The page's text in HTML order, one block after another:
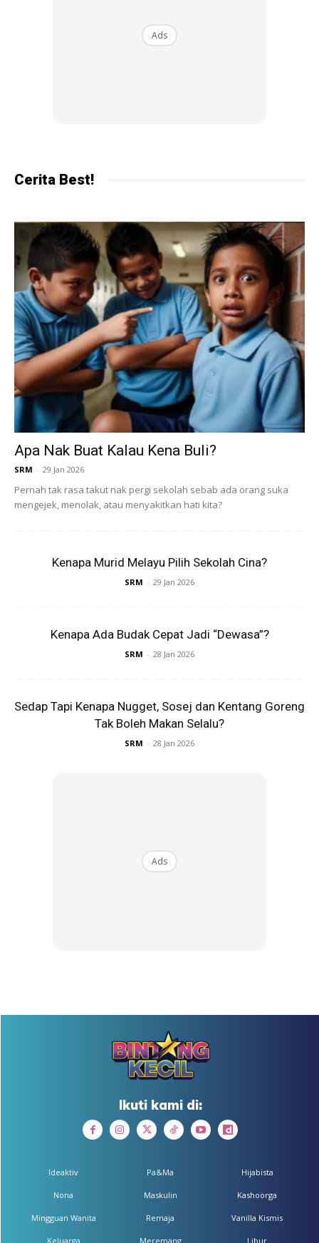
Gunakan buku cerita interaktif atau buku aktiviti yang
objek dalam gambar. Ini meningkatkan minat mereka
terhadap kandungan buku.
Lawati Perpustakaan atau Kedai Buku
Bawa anak ke perpustakaan atau kedai buku secara
berkala. Biarkan mereka memilih buku sendiri untuk
meningkatkan rasa tanggungjawab terhadap
pembacaan mereka.
Kurangkan Gangguan Teknologi
Hadkan penggunaan gajet dan gantikan waktu skrin
dengan waktu membaca. Pastikan suasana rumah
kondusif untuk aktiviti membaca.
Puji dan Beri Ganjaran
Apabila anak selesai membaca sebuah buku, beri pujian
atau ganjaran kecil seperti pelekat atau pencapaian
dalam jurnal membaca mereka.
Ceritakan bagaimana cerita dalam buku boleh
diaplikasikan dalam kehidupan seharian. Misalnya, jika
Dengan tip-tip ini, anda dapat membantu anak menjadikan
pembelajaran dan imaginasi yang tiada had dalam
Ads
Ads
Anda mungkin berminat dengan
Ads
Cerita Best!
Apa Nak Buat Kalau Kena Buli?
SRM - 29 Jan 2026
Pernah tak rasa takut nak pergi sekolah sebab ada orang suka
mengejek, menolak, atau menyakitkan hati kita?
Kenapa Murid Melayu Pilih Sekolah Cina?
SRM - 29 Jan 2026
Kenapa Ada Budak Cepat Jadi “Dewasa”?
SRM - 28 Jan 2026
Sedap Tapi Kenapa Nugget, Sosej dan Kentang Goreng
Tak Boleh Makan Selalu?
SRM - 28 Jan 2026
Ads
Ikuti kami di:
Ideaktiv
Nona
Mingguan Wanita
Keluarga
Pa&Ma
Maskulin
Remaja
Meremang
Hijabista
Kashoorga
Vanilla Kismis
Libur